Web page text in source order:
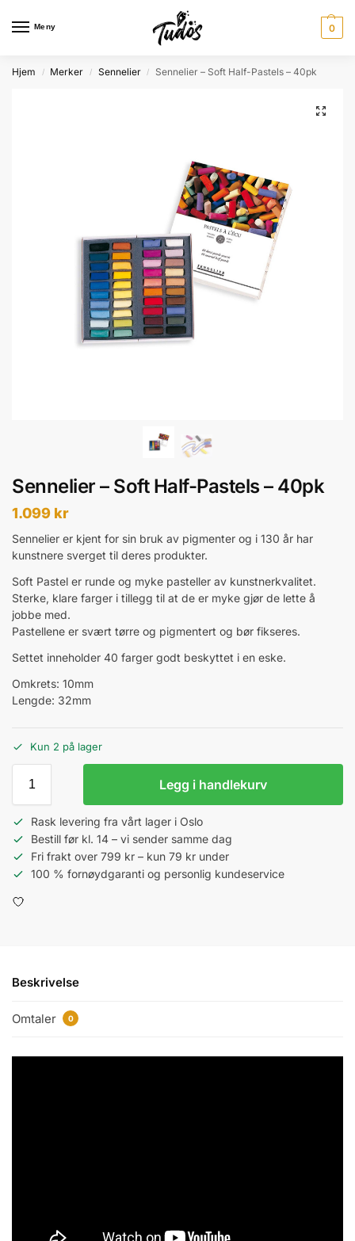
Meny 0
Hjem / Merker / Sennelier / Sennelier – Soft Half-Pastels – 40pk
Sennelier – Soft Half-Pastels – 40pk
1.099 kr
Sennelier er kjent for sin bruk av pigmenter og i 130 år har
kunstnere sverget til deres produkter.
Soft Pastel er runde og myke pasteller av kunstnerkvalitet.
Sterke, klare farger i tillegg til at de er myke gjør de lette å
jobbe med.
Pastellene er svært tørre og pigmentert og bør fikseres.
Settet inneholder 40 farger godt beskyttet i en eske.
Omkrets: 10mm
Lengde: 32mm
Kun 2 på lager
Legg i handlekurv
Rask levering fra vårt lager i Oslo
Bestill før kl. 14 – vi sender samme dag
Fri frakt over 799 kr – kun 79 kr under
100 % fornøydgaranti og personlig kundeservice
Beskrivelse
Omtaler 0